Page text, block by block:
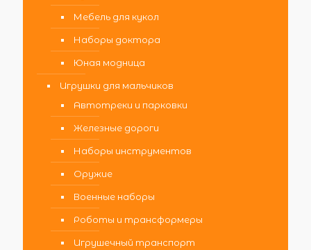
Мебель для кукол
Наборы доктора
Юная модница
Игрушки для мальчиков
Автотреки и парковки
Железные дороги
Наборы инструментов
Оружие
Военные наборы
Роботы и трансформеры
Игрушечный транспорт